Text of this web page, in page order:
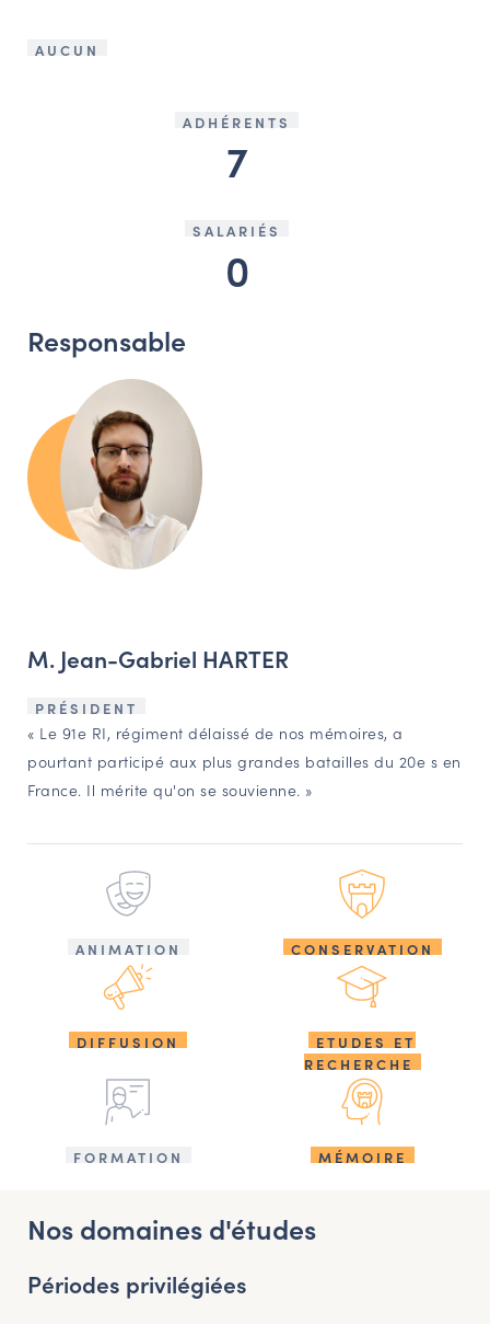
AUCUN
ADHÉRENTS
7
SALARIÉS
0
Responsable
M. Jean-Gabriel HARTER
PRÉSIDENT
« Le 91e RI, régiment délaissé de nos mémoires, a
pourtant participé aux plus grandes batailles du 20e s en
France. Il mérite qu'on se souvienne. »
ANIMATION CONSERVATION
DIFFUSION
ETUDES ET
RECHERCHE
FORMATION MÉMOIRE
Nos domaines d'études
Périodes privilégiées